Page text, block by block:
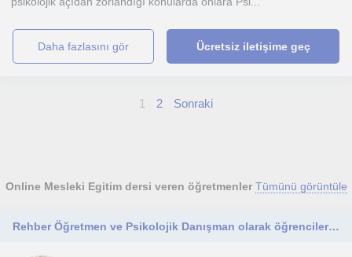
daha fazlasını gör Ücretsiz iletişime geç
1 2 Sonraki
Online Mesleki Egitim dersi veren öğretmenler Tümünü görüntüle
Rehber Öğretmen ve Psikolojik Danışman olarak öğrencilerin akademik ve kişisel gelişimlerinde danışmanlık ve koçluk hizmeti!